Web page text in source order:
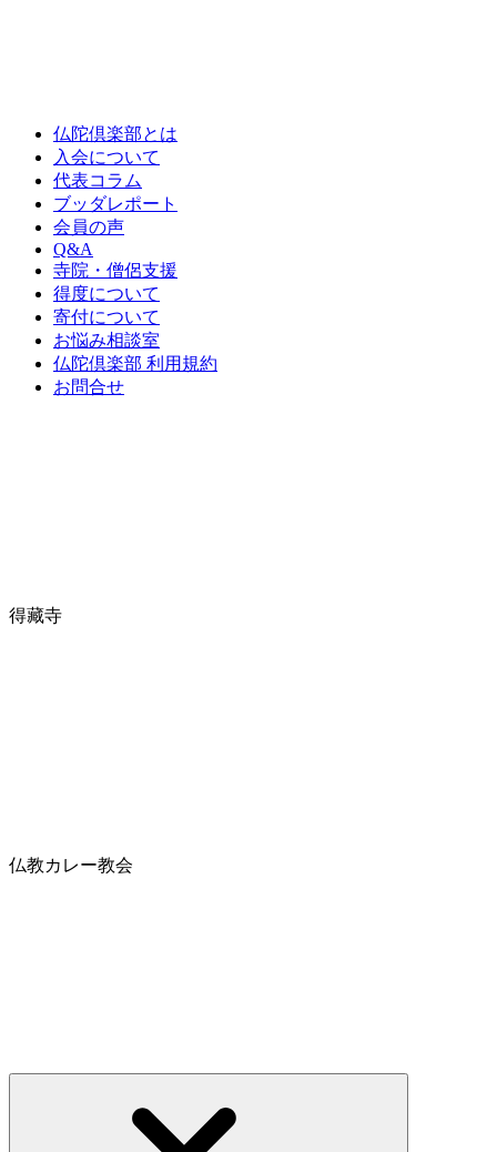
仏陀倶楽部とは
入会について
代表コラム
ブッダレポート
会員の声
Q&A
寺院・僧侶支援
得度について
寄付について
お悩み相談室
仏陀倶楽部 利用規約
お問合せ
得藏寺
仏教カレー教会